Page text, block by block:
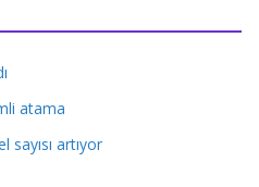
atama
artıyor